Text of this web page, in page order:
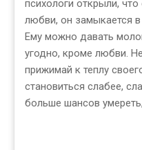
психологи открыли,
любви, он замыкается
Ему можно давать
угодно, кроме любви.
прижимай к теплу
становиться слабее,
больше шансов